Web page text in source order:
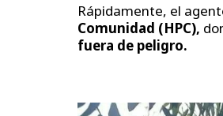
Rápidamente, el
Comunidad (HPC),
fuera de peligro.